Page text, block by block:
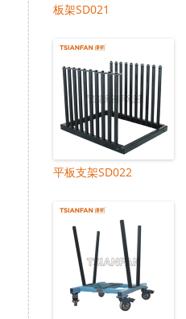
板架SD021
平板支架SD022